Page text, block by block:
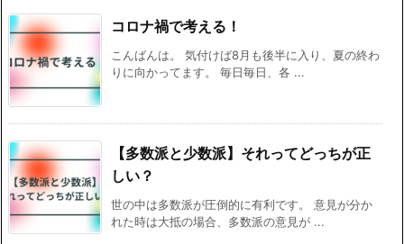
コロナ禍で考える！
こんばんは。 気付けば8月も後半に入り、夏の終わ
りに向かってます。 毎日毎日、各 ...
【多数派と少数派】それってどっちが正
しい？
世の中は多数派が圧倒的に有利です。 意見が分か
れた時は大抵の場合、多数派の意見が ...